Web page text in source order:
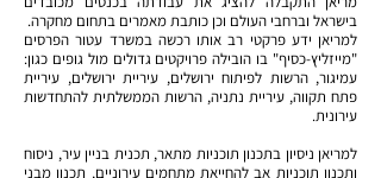
בישראל וברחבי העולם וכן כותבת מאמרים בתחום מחקרה.
למריאן ידע פרקטי רב אותו רכשה במשרד עטור הפרסים
"מייזליץ-כסיף" בו הובילה פרויקטים גדולים מול גופים כגון:
עמיגור, הרשות לפיתוח ירושלים, עיריית ירושלים, עיריית
פתח תקווה, עיריית נתניה, הרשות הממשלתית להתחדשות
עירונית.
למריאן ניסיון בתכנון תוכניות מתאר, תכנית בניין עיר, ניסוח
ותכנון תוכניות אב להחייאת מתחמים עירוניים, תכנון מבני